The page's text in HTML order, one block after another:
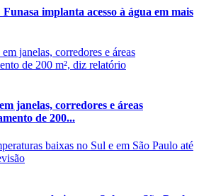
implanta acesso à água em mais
janelas, corredores e áreas
de 200...